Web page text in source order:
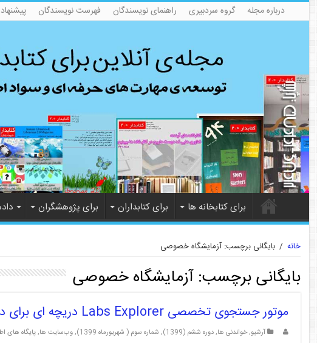
درباره مجله گروه سردبیری راهنمای نویسندگان فهرست نویسندگان
برای کتابخانه ها برای کتابداران برای پژوهشگران
خانه / بایگانی برچسب: آزمایشگاه خصوصی
بایگانی برچسب: آزمایشگاه خصوصی
موتور جستجوی تخصصی Labs Explorer دریچه­ ای برای دسترسی به آزمایشگاه­ های دنیا
آرشیو,خواندنی ها,دوره ششم (1399) , شماره سوم ( شهریورماه 1399) ,وب‌سایت ها,پایگاه های